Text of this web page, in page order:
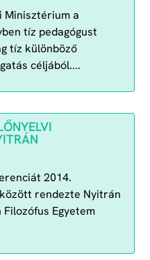
Minisztérium a
tíz pedagógust
tíz különböző
céljából....
2014.
rendezte Nyitrán
Egyetem